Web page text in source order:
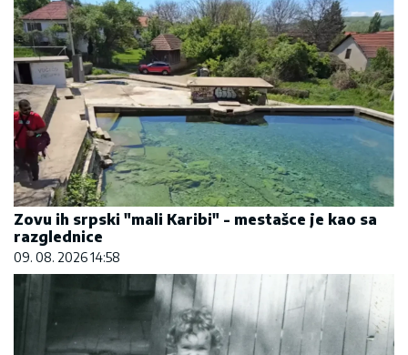
Zovu ih srpski "mali Karibi" - mestašce je kao sa
razglednice
09. 08. 2026 14:58